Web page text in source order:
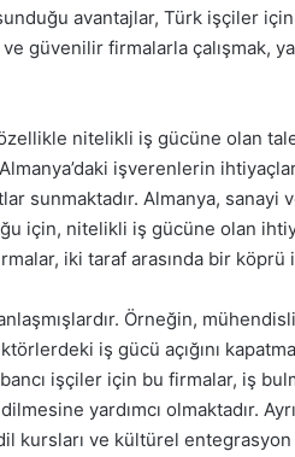
avantajlar, Türk işçiler
güvenilir firmalarla çalışmak,
nitelikli iş gücüne olan
işverenlerin
sunmaktadır. Almanya, sanayi
için, nitelikli iş gücüne olan
iki taraf arasında bir köprü
Örneğin,
iş gücü açığını
işçiler için bu firmalar, iş
yardımcı olmaktadır.
kursları ve kültürel